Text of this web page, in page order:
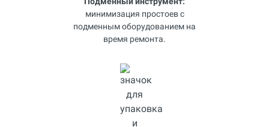
минимизация простоев с
подменным оборудованием на
время ремонта.